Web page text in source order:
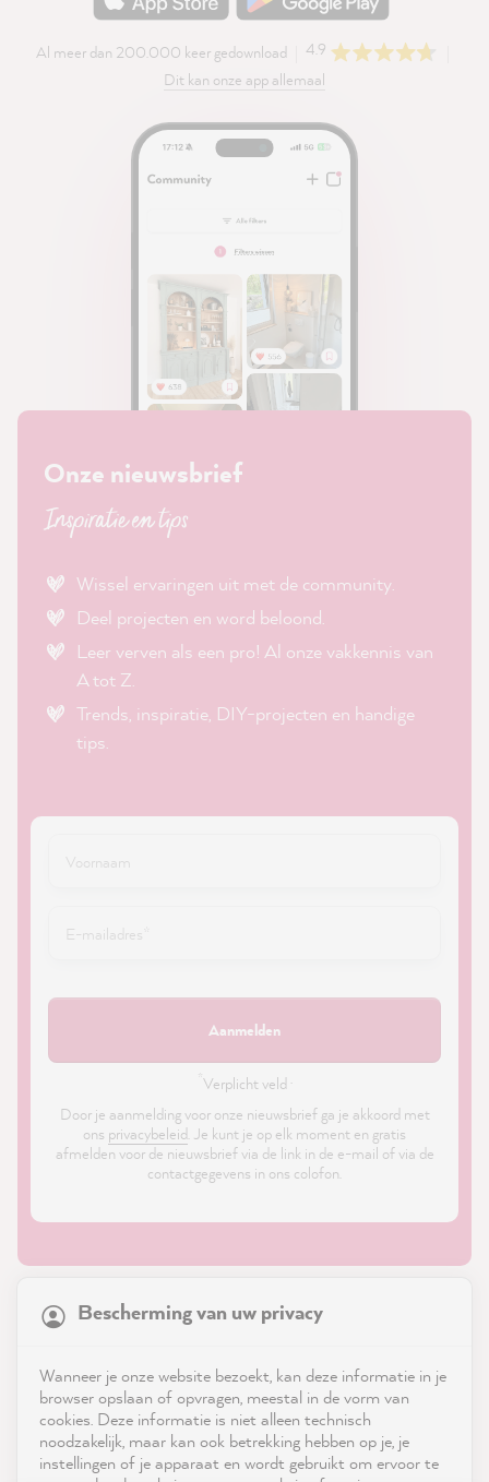
Al meer dan 200.000 keer gedownload
4.9
Dit kan onze app allemaal
Onze nieuwsbrief
Inspiratie en tips
Wissel ervaringen uit met de community.
Deel projecten en word beloond.
Leer verven als een pro! Al onze vakkennis van
A tot Z.
Trends, inspiratie, DIY-projecten en handige
tips.
Aanmelden
Verplicht veld ·
Door je aanmelding voor onze nieuwsbrief ga je akkoord met
ons privacybeleid. Je kunt je op elk moment en gratis
afmelden voor de nieuwsbrief via de link in de e-mail of via de
contactgegevens in ons colofon.
Service
Neem contact op met
Bescherming van uw privacy
Wanneer je onze website bezoekt, kan deze informatie in je
browser opslaan of opvragen, meestal in de vorm van
cookies. Deze informatie is niet alleen technisch
noodzakelijk, maar kan ook betrekking hebben op je, je
instellingen of je apparaat en wordt gebruikt om ervoor te
21,818Reviews
reviews-io